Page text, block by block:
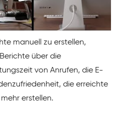
manuell zu erstellen,
über die
von Anrufen, die E-
die erreichte
erstellen.